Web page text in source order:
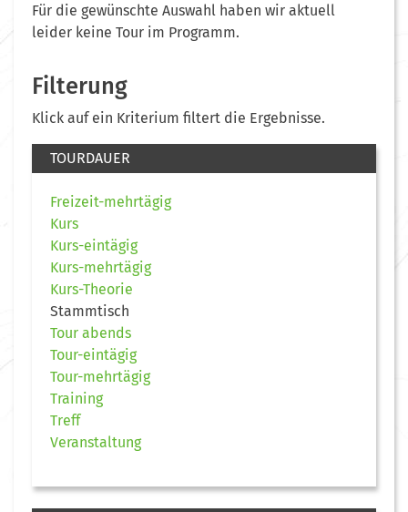
Für die gewünschte Auswahl haben wir aktuell
leider keine Tour im Programm.
Filterung
Klick auf ein Kriterium filtert die Ergebnisse.
TOURDAUER
Freizeit-mehrtägig
Kurs
Kurs-eintägig
Kurs-mehrtägig
Kurs-Theorie
Stammtisch
Tour abends
Tour-eintägig
Tour-mehrtägig
Training
Treff
Veranstaltung